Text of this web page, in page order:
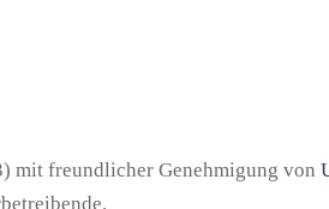
mit freundlicher Genehmigung von